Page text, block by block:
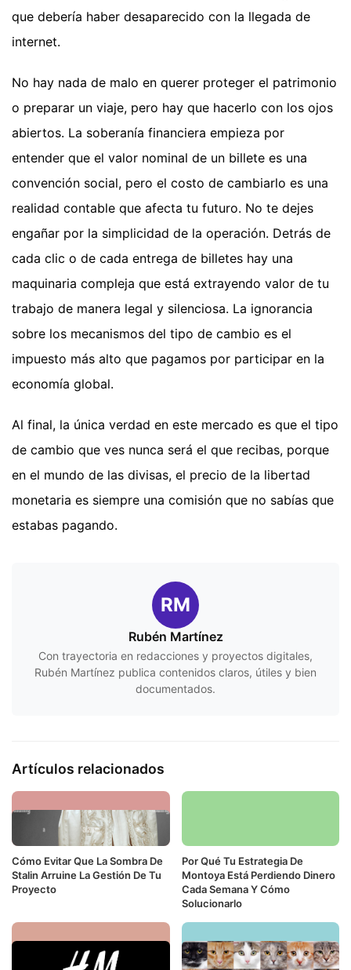
que debería haber desaparecido con la llegada de
internet.
No hay nada de malo en querer proteger el patrimonio
o preparar un viaje, pero hay que hacerlo con los ojos
abiertos. La soberanía financiera empieza por
entender que el valor nominal de un billete es una
convención social, pero el costo de cambiarlo es una
realidad contable que afecta tu futuro. No te dejes
engañar por la simplicidad de la operación. Detrás de
cada clic o de cada entrega de billetes hay una
maquinaria compleja que está extrayendo valor de tu
trabajo de manera legal y silenciosa. La ignorancia
sobre los mecanismos del tipo de cambio es el
impuesto más alto que pagamos por participar en la
economía global.
Al final, la única verdad en este mercado es que el tipo
de cambio que ves nunca será el que recibas, porque
en el mundo de las divisas, el precio de la libertad
monetaria es siempre una comisión que no sabías que
estabas pagando.
RM
Rubén Martínez
Con trayectoria en redacciones y proyectos digitales,
Rubén Martínez publica contenidos claros, útiles y bien
documentados.
Artículos relacionados
Cómo Evitar Que La Sombra De
Stalin Arruine La Gestión De Tu
Proyecto
Por Qué Tu Estrategia De
Montoya Está Perdiendo Dinero
Cada Semana Y Cómo
Solucionarlo